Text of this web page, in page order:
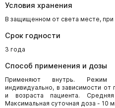
Условия хранения
В защищенном от света месте,
Срок годности
3 года
Способ применения и дозы
Применяют внутрь. Режим
индивидуально, в зависимости от
и возраста пациента.
Максимальная суточная доза - 10